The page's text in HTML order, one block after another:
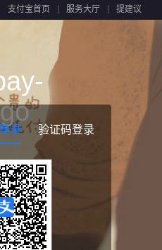
支付宝首页 服务大厅 提建议
录 验证码登录